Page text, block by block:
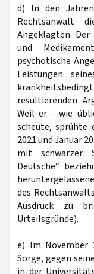
d) In den
Rechtsanwalt
Angeklagten.
und
psychotische
Leistungen
resultierenden
Weil er - wie
scheute,
2021 und Januar
mit schwarzer
Deutsche“
des
Ausdruck zu
Urteilsgründe).
e) Im November
Sorge, gegen